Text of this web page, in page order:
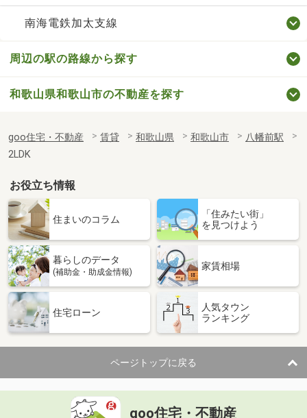
南海電鉄加太支線
周辺の駅の路線から探す
和歌山県和歌山市の不動産を探す
goo住宅・不動産 賃貸 和歌山県 和歌山市
八幡前駅
2LDK
お役立ち情報
住まいのコラム
「住みたい街」
を見つけよう
暮らしのデータ
(補助金・助成金情報)
家賃相場
住宅ローン
人気タウン
ランキング
ページトップに戻る
goo住宅・不動産